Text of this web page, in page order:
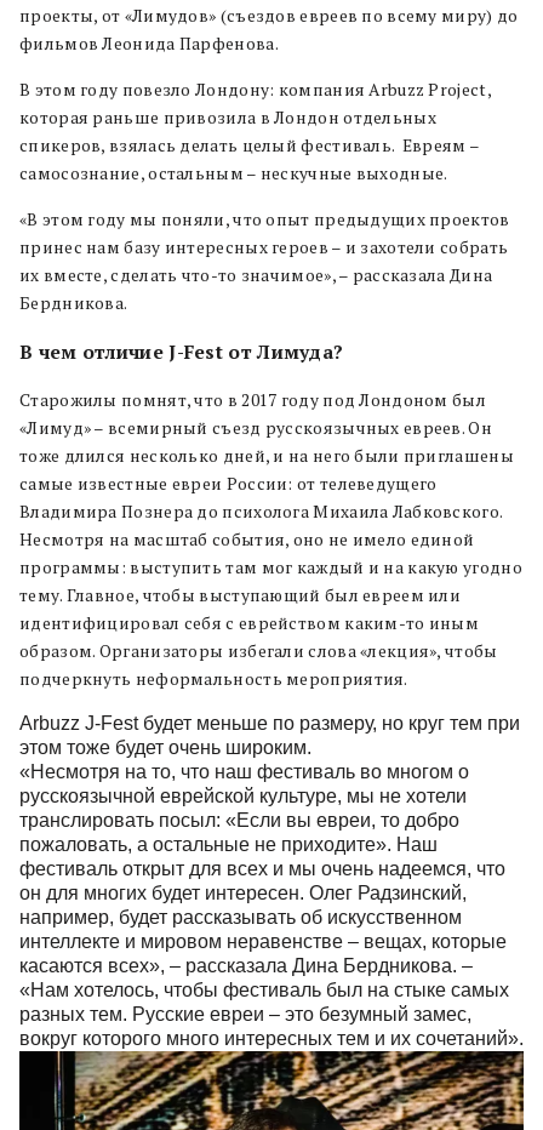
проекты, от «Лимудов» (съездов евреев по всему миру) до
фильмов Леонида Парфенова.
В этом году повезло Лондону: компания Arbuzz Project,
которая раньше привозила в Лондон отдельных
спикеров, взялась делать целый фестиваль. Евреям –
самосознание, остальным – нескучные выходные.
«В этом году мы поняли, что опыт предыдущих проектов
принес нам базу интересных героев – и захотели собрать
их вместе, сделать что-то значимое», – рассказала Дина
Бердникова.
В чем отличие J-Fest от Лимуда?
Старожилы помнят, что в 2017 году под Лондоном был
«Лимуд» – всемирный съезд русскоязычных евреев. Он
тоже длился несколько дней, и на него были приглашены
самые известные евреи России: от телеведущего
Владимира Познера до психолога Михаила Лабковского.
Несмотря на масштаб события, оно не имело единой
программы: выступить там мог каждый и на какую угодно
тему. Главное, чтобы выступающий был евреем или
идентифицировал себя с еврейством каким-то иным
образом. Организаторы избегали слова «лекция», чтобы
подчеркнуть неформальность мероприятия.
Arbuzz J-Fest будет меньше по размеру, но круг тем при
этом тоже будет очень широким.
«Несмотря на то, что наш фестиваль во многом о
русскоязычной еврейской культуре, мы не хотели
транслировать посыл: «Если вы евреи, то добро
пожаловать, а остальные не приходите». Наш
фестиваль открыт для всех и мы очень надеемся, что
он для многих будет интересен. Олег Радзинский,
например, будет рассказывать об искусственном
интеллекте и мировом неравенстве – вещах, которые
касаются всех», – рассказала Дина Бердникова. –
«Нам хотелось, чтобы фестиваль был на стыке самых
разных тем. Русские евреи – это безумный замес,
вокруг которого много интересных тем и их сочетаний».